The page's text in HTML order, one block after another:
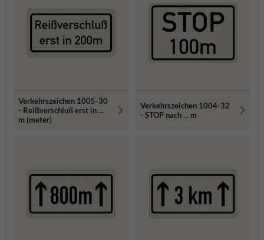
Verkehrszeichen 1005-30
- Reißverschluß erst in ...
m (meter)
Verkehrszeichen 1004-32
- STOP nach ... m